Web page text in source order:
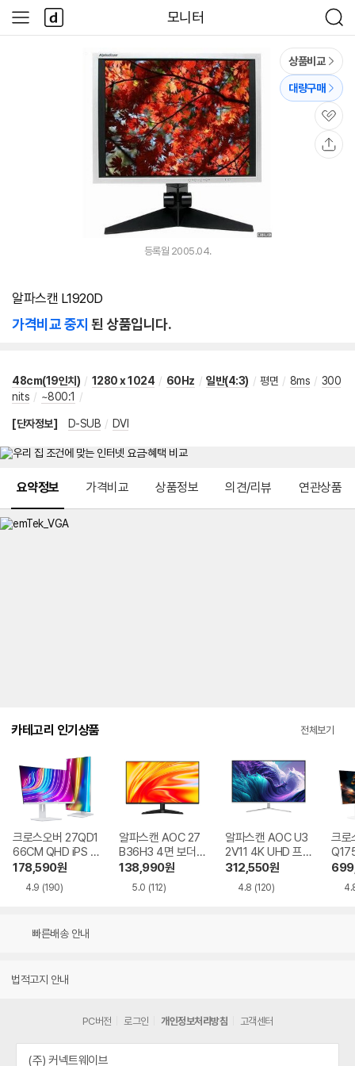
모니터
검
색
사
이
다
나
와
상품비교
대량구매
관
심
등록월 2005.04.
알파스캔 L1920D
가격비교 중지 된 상품입니다.
48cm(19인치) / 1280 x 1024 / 60Hz / 일반(4:3) / 평면 / 8ms / 300
nits / ~800:1 /
[단자정보] D-SUB / DVI
요약정보 가격비교 상품정보 의견/리뷰 연관상품
카테고리 인기상품 전체보기
크로스오버 27QD1
66CM QHD iPS U
SB-C 화이트 Ai 멀
티스탠드
178,590원
4.9 (190)
알파스캔 AOC 27
B36H3 4면 보더리
스 IPS 120 시력보
호 무결점
138,990원
5.0 (112)
알파스캔 AOC U3
2V11 4K UHD 프리
싱크 HDR 시력보호
무결점
312,550원
4.8 (120)
크로
Ai
빠른배송 안내
법적고지 안내
PC버전 로그인 개인정보처리방침 고객센터
(주) 커넥트웨이브